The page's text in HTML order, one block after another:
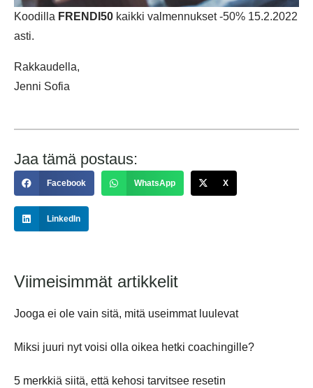
Koodilla FRENDI50 kaikki valmennukset -50% 15.2.2022
asti.
Rakkaudella,
Jenni Sofia
Jaa tämä postaus:
Facebook WhatsApp X
LinkedIn
Viimeisimmät artikkelit
Jooga ei ole vain sitä, mitä useimmat luulevat
Miksi juuri nyt voisi olla oikea hetki coachingille?
5 merkkiä siitä, että kehosi tarvitsee resetin